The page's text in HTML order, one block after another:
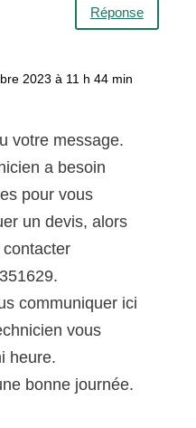
Réponse
2023 à 11 h 44 min
votre message.
a besoin
pour vous
un devis, alors
contacter
communiquer ici
vous
heure.
bonne journée.